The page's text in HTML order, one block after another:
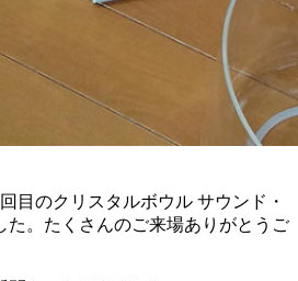
目のクリスタルボウル サウンド・
た。たくさんのご来場ありがとうご